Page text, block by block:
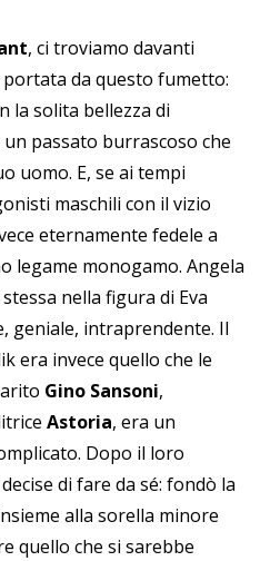
, ci troviamo davanti
portata da questo fumetto:
la solita bellezza di
passato burrascoso che
uomo. E, se ai tempi
maschili con il vizio
eternamente fedele a
legame monogamo. Angela
nella figura di Eva
geniale, intraprendente. Il
era invece quello che le
Gino Sansoni,
Astoria, era un
Dopo il loro
di fare da sé: fondò la
alla sorella minore
quello che si sarebbe